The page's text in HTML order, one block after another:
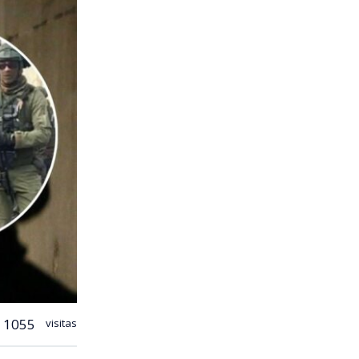
1055 visitas